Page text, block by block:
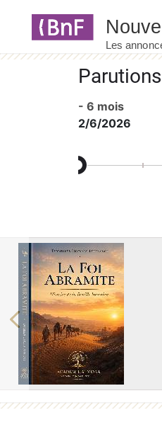
- 6 mois
2/6/2026
Previous